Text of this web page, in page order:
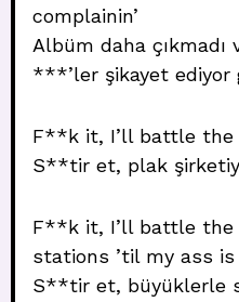
complainin’
Albüm daha çıkmadı
***’ler şikayet ediyor
F**k it, I’ll battle the
S**tir et, plak
F**k it, I’ll battle the
stations ’til my ass
S**tir et, büyüklerle